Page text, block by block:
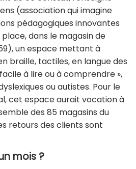
(association qui imagine
pédagogiques innovantes
dans le magasin de
un espace mettant à
braille, tactiles, en langue des
à lire ou à comprendre »,
ou autistes. Pour le
cet espace aurait vocation à
des 85 magasins du
retours des clients sont
mois ?